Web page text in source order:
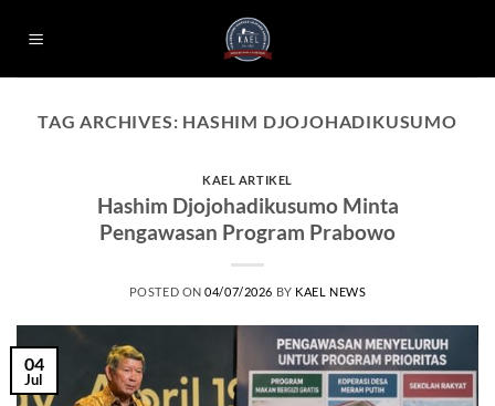
TAG ARCHIVES: HASHIM DJOJOHADIKUSUMO
KAEL ARTIKEL
Hashim Djojohadikusumo Minta
Pengawasan Program Prabowo
POSTED ON04/07/2026 BY KAEL NEWS
04
Jul